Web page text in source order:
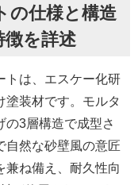
の仕様と構造
徴を詳述
トは、エスケー化研
塗装材です。モルタ
の3層構造で成型さ
自然な砂壁風の意匠
兼ね備え、耐久性向